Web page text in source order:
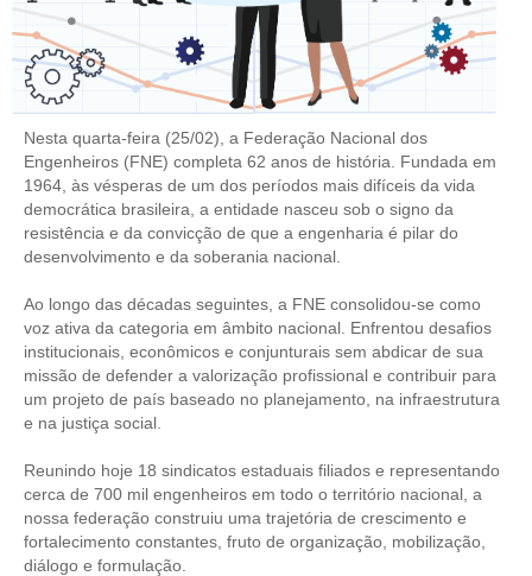
ACORDOS, CONVENÇÕES E DISSÍDIOS
CONTRIBUIÇÕES
CONTRIBUIÇÃO ASSOCIATIVA OU ANUIDADE DE SÓCIO
CONTRIBUIÇÃO SINDICAL URBANA
REVISÃO DE APOSENTADORIA
FGTS EXPURGOS
FGTS CORREÇÃO
LEGISLAÇÃO
LEI 4.950-A/1966 – PISO SALARIAL
LEI 5.194/1966 – REGULAMENTAÇÃO DA PROFISSÃO
LEI 6.496/1977 – ART
Nesta quarta-feira (25/02), a Federação Nacional dos
Engenheiros (FNE) completa 62 anos de história. Fundada em
1964, às vésperas de um dos períodos mais difíceis da vida
democrática brasileira, a entidade nasceu sob o signo da
resistência e da convicção de que a engenharia é pilar do
desenvolvimento e da soberania nacional.
Ao longo das décadas seguintes, a FNE consolidou-se como
voz ativa da categoria em âmbito nacional. Enfrentou desafios
institucionais, econômicos e conjunturais sem abdicar de sua
missão de defender a valorização profissional e contribuir para
um projeto de país baseado no planejamento, na infraestrutura
e na justiça social.
Reunindo hoje 18 sindicatos estaduais filiados e representando
cerca de 700 mil engenheiros em todo o território nacional, a
nossa federação construiu uma trajetória de crescimento e
fortalecimento constantes, fruto de organização, mobilização,
diálogo e formulação.